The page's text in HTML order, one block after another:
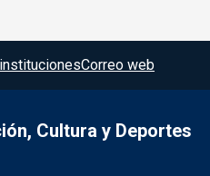
Correo web
Cultura y Deportes